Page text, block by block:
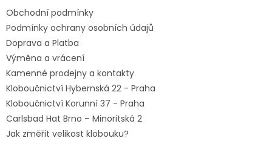
Obchodní podmínky
Podmínky ochrany osobních údajů
Doprava a Platba
Výměna a vrácení
Kamenné prodejny a kontakty
Kloboučnictví Hybernská 22 - Praha
Kloboučnictví Korunní 37 - Praha
Carlsbad Hat Brno – Minoritská 2
Jak změřit velikost klobouku?